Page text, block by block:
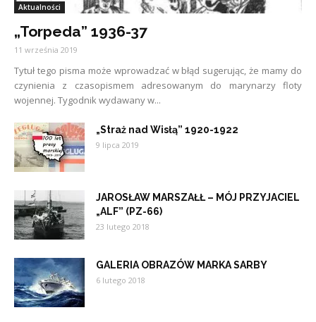
Aktualności
„Torpeda” 1936-37
11 września 2019
Tytuł tego pisma może wprowadzać w błąd sugerując, że mamy do
czynienia z czasopismem adresowanym do marynarzy floty
wojennej. Tygodnik wydawany w...
„Straż nad Wisłą” 1920-1922
9 lipca 2019
JAROSŁAW MARSZAŁŁ – MÓJ PRZYJACIEL
„ALF” (PZ-66)
23 lutego 2018
GALERIA OBRAZÓW MARKA SARBY
6 lutego 2018